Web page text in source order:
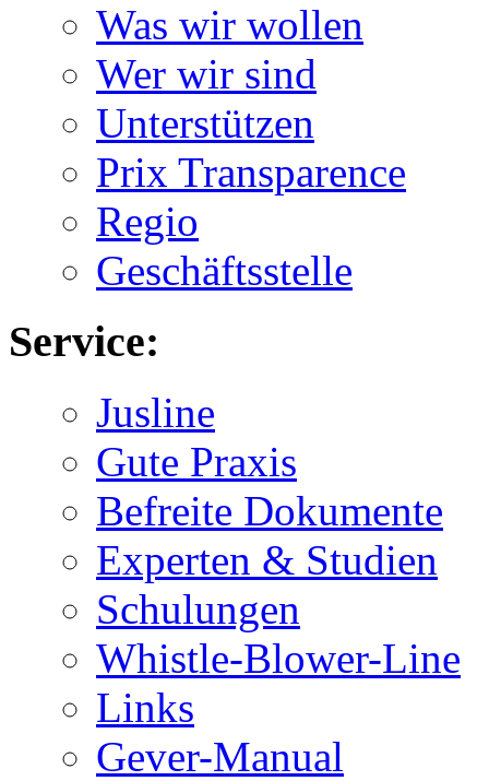
Was wir wollen
Wer wir sind
Unterstützen
Prix Transparence
Regio
Geschäftsstelle
Service:
Jusline
Gute Praxis
Befreite Dokumente
Experten & Studien
Schulungen
Whistle-Blower-Line
Links
Gever-Manual